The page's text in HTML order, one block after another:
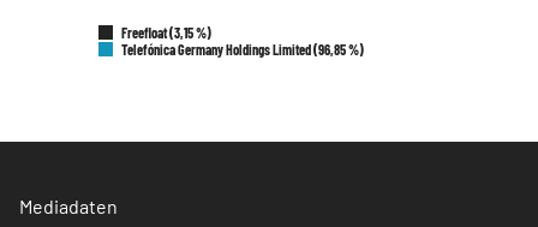
Freefloat (3,15 %)
Telefónica Germany Holdings Limited (96,85 %)
Mediadaten